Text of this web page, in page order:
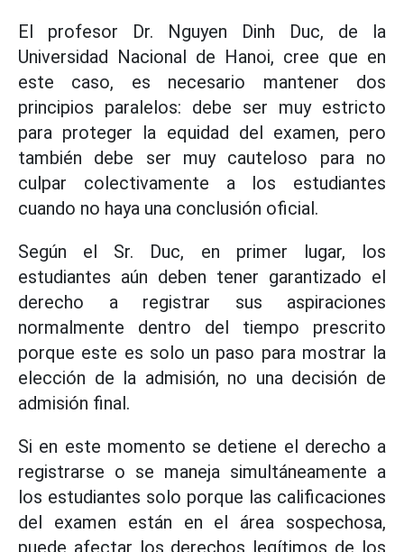
El profesor Dr. Nguyen Dinh Duc, de la
Universidad Nacional de Hanoi, cree que en
este caso, es necesario mantener dos
principios paralelos: debe ser muy estricto
para proteger la equidad del examen, pero
también debe ser muy cauteloso para no
culpar colectivamente a los estudiantes
cuando no haya una conclusión oficial.
Según el Sr. Duc, en primer lugar, los
estudiantes aún deben tener garantizado el
derecho a registrar sus aspiraciones
normalmente dentro del tiempo prescrito
porque este es solo un paso para mostrar la
elección de la admisión, no una decisión de
admisión final.
Si en este momento se detiene el derecho a
registrarse o se maneja simultáneamente a
los estudiantes solo porque las calificaciones
del examen están en el área sospechosa,
puede afectar los derechos legítimos de los